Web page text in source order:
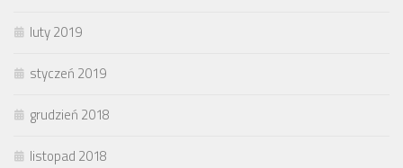
luty 2019
styczeń 2019
grudzień 2018
listopad 2018